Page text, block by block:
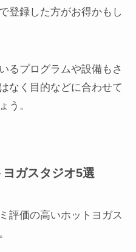
登録した方がお得かもし
るプログラムや設備もさ
なく目的などに合わせて
う。
ガスタジオ5選
評価の高いホットヨガス